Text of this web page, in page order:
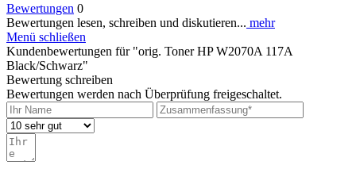
Bewertungen 0
Bewertungen lesen, schreiben und diskutieren... mehr
Menü schließen
Kundenbewertungen für "orig. Toner HP W2070A 117A
Black/Schwarz"
Bewertung schreiben
Bewertungen werden nach Überprüfung freigeschaltet.